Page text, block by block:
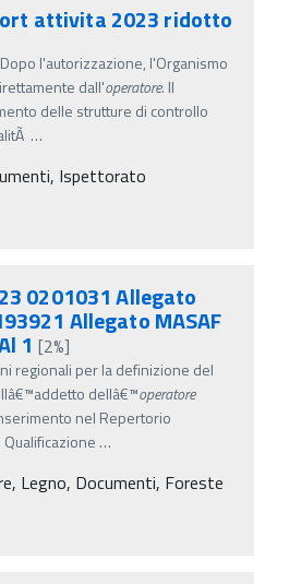
attivita 2023 ridotto
l'autorizzazione, l'Organismo
dall'operatore. Il
delle strutture di controllo
…
Ispettorato
0201031 Allegato
Allegato MASAF
1 [2%]
regionali per la definizione del
dellâ€™operatore
nel Repertorio
…
Legno, Documenti, Foreste